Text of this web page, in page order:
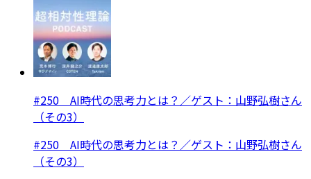
#250 AI時代の思考力とは？／ゲスト：山野弘樹さん
（その3）
#250 AI時代の思考力とは？／ゲスト：山野弘樹さん
（その3）